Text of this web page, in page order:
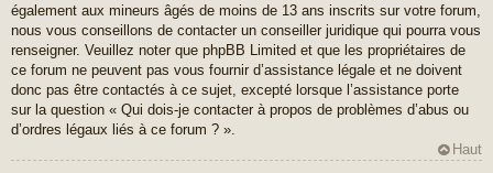
également aux mineurs âgés de moins de 13 ans inscrits sur votre forum,
nous vous conseillons de contacter un conseiller juridique qui pourra vous
renseigner. Veuillez noter que phpBB Limited et que les propriétaires de
ce forum ne peuvent pas vous fournir d’assistance légale et ne doivent
donc pas être contactés à ce sujet, excepté lorsque l’assistance porte
sur la question « Qui dois-je contacter à propos de problèmes d’abus ou
d’ordres légaux liés à ce forum ? ».
Haut